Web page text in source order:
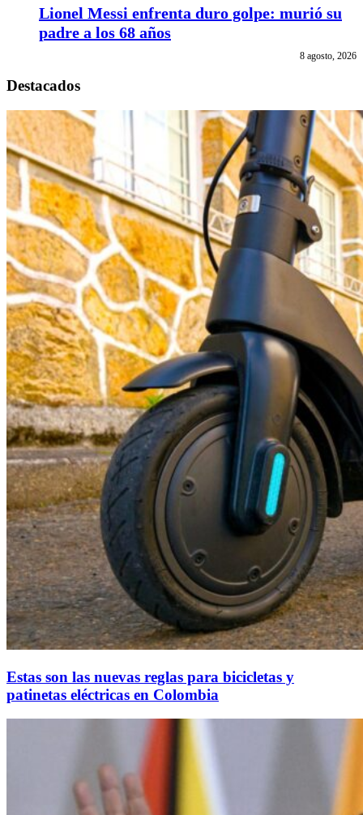
Lionel Messi enfrenta duro golpe: murió su
padre a los 68 años
8 agosto, 2026
Destacados
Estas son las nuevas reglas para bicicletas y
patinetas eléctricas en Colombia